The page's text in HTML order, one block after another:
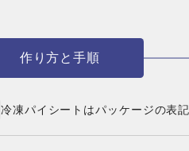
作り方と手順
冷凍パイシートはパッケージの表